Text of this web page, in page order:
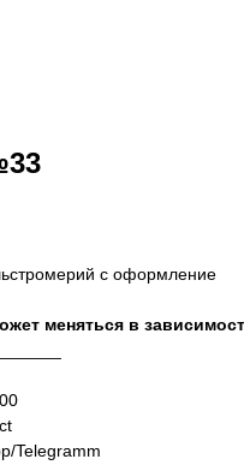
с оформление
меняться в
Telegramm